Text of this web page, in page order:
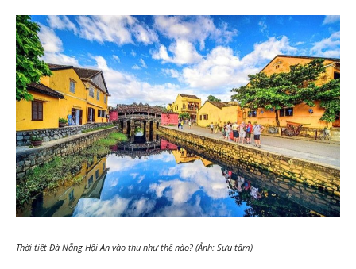
Thời tiết Đà Nẵng Hội An vào thu như thế nào? (Ảnh: Sưu tầm)